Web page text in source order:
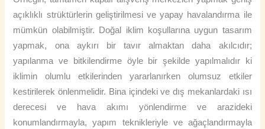
açıklıklı strüktürlerin geliştirilmesi ve yapay havalandırma ile
mümkün olabilmiştir. Doğal iklim koşullarına uygun tasarım
yapmak, ona aykırı bir tavır almaktan daha akılcıdır;
yapılanma ve bitkilendirme öyle bir şekilde yapılmalıdır ki
iklimin olumlu etkilerinden yararlanırken olumsuz etkiler
kestirilerek önlenmelidir. Bina içindeki ve dış mekanlardaki ısı
derecesi ve hava akımı yönlendirme ve arazideki
konumlandırmayla, yapım teknikleriyle ve ağaçlandırmayla